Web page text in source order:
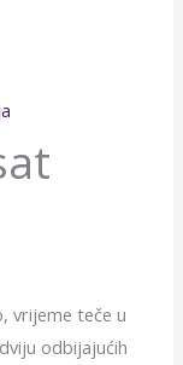
vrijeme teče u
odbijajućih